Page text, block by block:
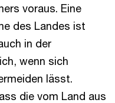
voraus. Eine
des Landes ist
in der
wenn sich
lässt.
die vom Land aus